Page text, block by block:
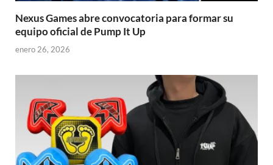
Nexus Games abre convocatoria para formar su
equipo oficial de Pump It Up
enero 26, 2026